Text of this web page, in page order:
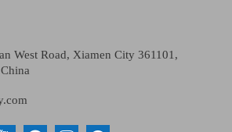
West Road, Xiamen City 361101,